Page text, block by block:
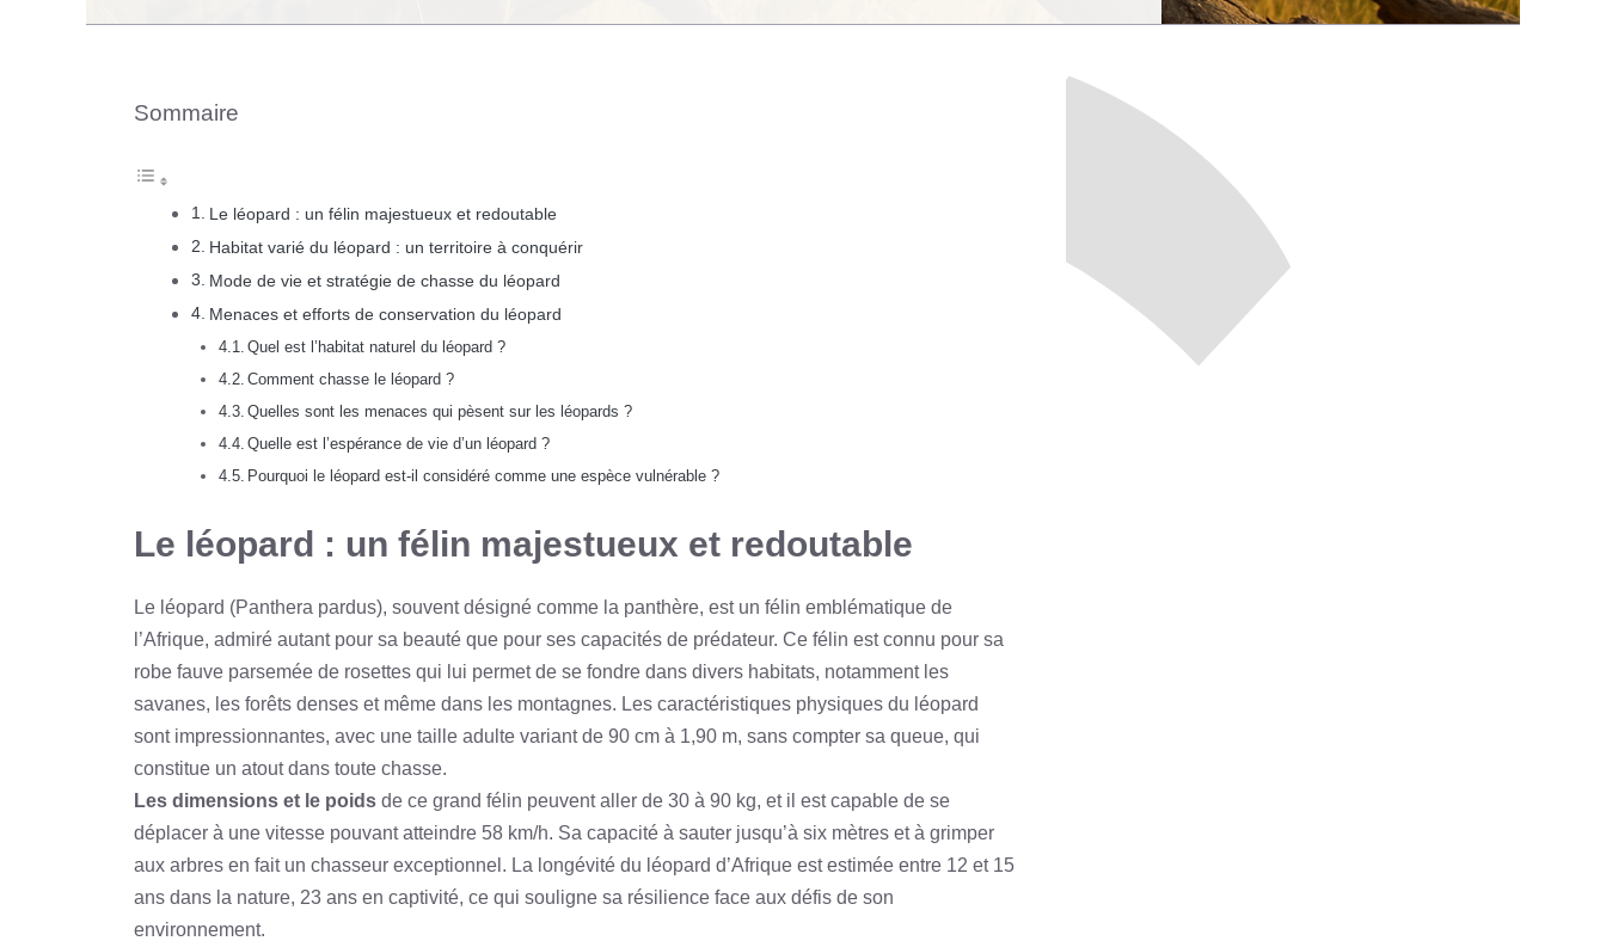
Sommaire
Le léopard : un félin majestueux et redoutable
Habitat varié du léopard : un territoire à conquérir
Mode de vie et stratégie de chasse du léopard
Menaces et efforts de conservation du léopard
Quel est l’habitat naturel du léopard ?
Comment chasse le léopard ?
Quelles sont les menaces qui pèsent sur les léopards ?
Quelle est l’espérance de vie d’un léopard ?
Pourquoi le léopard est-il considéré comme une espèce vulnérable ?
Le léopard : un félin majestueux et redoutable
Le léopard (Panthera pardus), souvent désigné comme la panthère, est un félin emblématique de
l’Afrique, admiré autant pour sa beauté que pour ses capacités de prédateur. Ce félin est connu pour sa
robe fauve parsemée de rosettes qui lui permet de se fondre dans divers habitats, notamment les
savanes, les forêts denses et même dans les montagnes. Les caractéristiques physiques du léopard
sont impressionnantes, avec une taille adulte variant de 90 cm à 1,90 m, sans compter sa queue, qui
constitue un atout dans toute chasse.
Les dimensions et le poids de ce grand félin peuvent aller de 30 à 90 kg, et il est capable de se
déplacer à une vitesse pouvant atteindre 58 km/h. Sa capacité à sauter jusqu’à six mètres et à grimper
aux arbres en fait un chasseur exceptionnel. La longévité du léopard d’Afrique est estimée entre 12 et 15
ans dans la nature, 23 ans en captivité, ce qui souligne sa résilience face aux défis de son
environnement.